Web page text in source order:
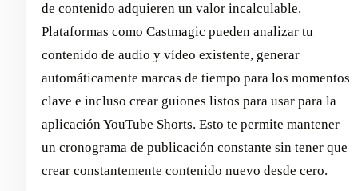
de contenido adquieren un valor incalculable.
Plataformas como Castmagic pueden analizar tu
contenido de audio y vídeo existente, generar
automáticamente marcas de tiempo para los momentos
clave e incluso crear guiones listos para usar para la
aplicación YouTube Shorts. Esto te permite mantener
un cronograma de publicación constante sin tener que
crear constantemente contenido nuevo desde cero.